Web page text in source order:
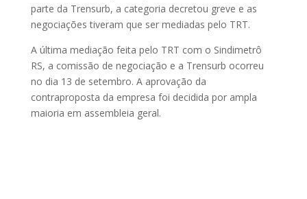
parte da Trensurb, a categoria decretou greve e as
negociações tiveram que ser mediadas pelo TRT.
A última mediação feita pelo TRT com o Sindimetrô
RS, a comissão de negociação e a Trensurb ocorreu
no dia 13 de setembro. A aprovação da
contraproposta da empresa foi decidida por ampla
maioria em assembleia geral.